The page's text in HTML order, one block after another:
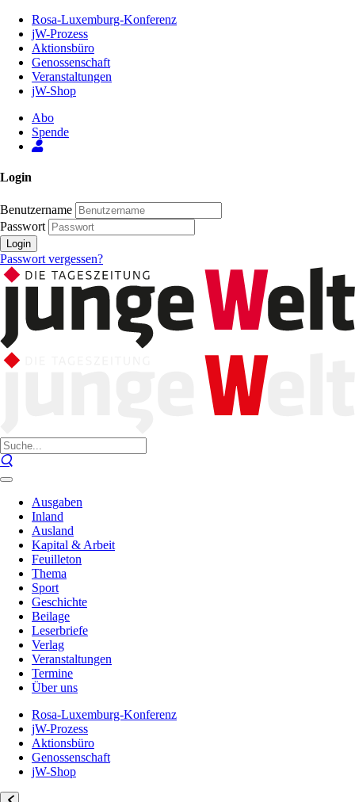
Inhalt
Seite
Rosa-Luxemburg-Konferenz
jW-Prozess
Aktionsbüro
Genossenschaft
Veranstaltungen
jW-Shop
Abo
Spende
Login
Benutzername
Passwort
Login
Passwort vergessen?
Ausgaben
Inland
Ausland
Kapital & Arbeit
Feuilleton
Thema
Sport
Geschichte
Beilage
Leserbriefe
Verlag
Veranstaltungen
Termine
Über uns
Rosa-Luxemburg-Konferenz
jW-Prozess
Aktionsbüro
Genossenschaft
jW-Shop